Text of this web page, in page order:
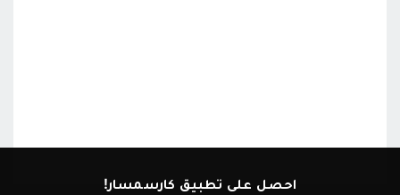
احصل على تطبيق كارسمسار!